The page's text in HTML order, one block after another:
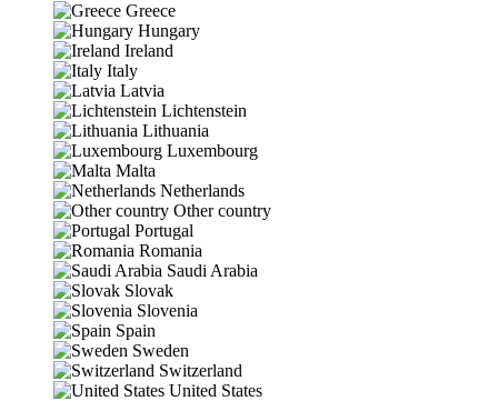
Greece
Hungary
Ireland
Italy
Latvia
Lichtenstein
Lithuania
Luxembourg
Malta
Netherlands
Other country
Portugal
Romania
Saudi Arabia
Slovak
Slovenia
Spain
Sweden
Switzerland
United States